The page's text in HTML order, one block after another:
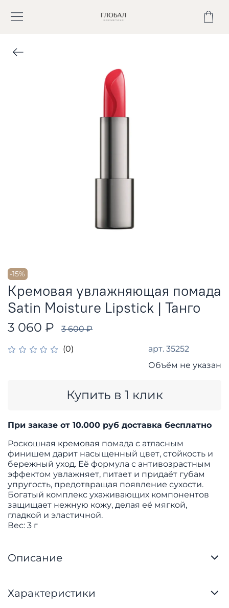
-15%
(0) арт. 35252
Объём не указан
Кремовая увлажняющая помада
Satin Moisture Lipstick | Танго
3 060 ₽ 3 600 ₽
Купить в 1 клик
При заказе от 10.000 руб доставка бесплатно
Роскошная кремовая помада с атласным
финишем дарит насыщенный цвет, стойкость и
бережный уход. Её формула с антивозрастным
эффектом увлажняет, питает и придаёт губам
упругость, предотвращая появление сухости.
Богатый комплекс ухаживающих компонентов
защищает нежную кожу, делая её мягкой,
гладкой и эластичной.
Вес: 3 г
Описание
Характеристики